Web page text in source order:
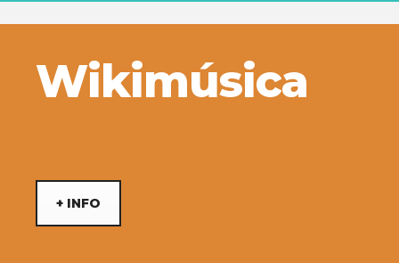
Wikimúsica
+ INFO